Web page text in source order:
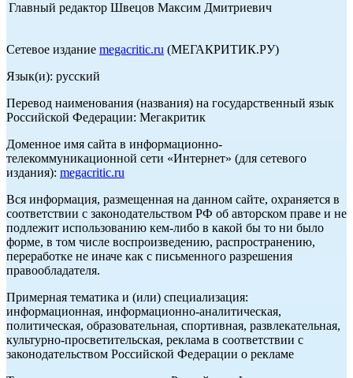
Главный редактор Швецов Максим Дмитриевич
Сетевое издание megacritic.ru (МЕГАКРИТИК.РУ)
Язык(и): русский
Перевод наименования (названия) на государственный язык
Российской Федерации: Мегакритик
Доменное имя сайта в информационно-
телекоммуникационной сети «Интернет» (для сетевого
издания): megacritic.ru
Вся информация, размещенная на данном сайте, охраняется в
соответствии с законодательством РФ об авторском праве и не
подлежит использованию кем-либо в какой бы то ни было
форме, в том числе воспроизведению, распространению,
переработке не иначе как с письменного разрешения
правообладателя.
Примерная тематика и (или) специализация:
информационная, информационно-аналитическая,
политическая, образовательная, спортивная, развлекательная,
культурно-просветительская, реклама в соответствии с
законодательством Российской Федерации о рекламе